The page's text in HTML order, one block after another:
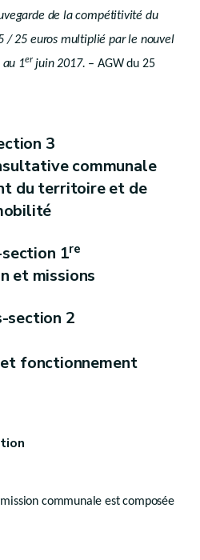
de la compétitivité du
/ 25 euros multiplié par le nouvel
1er juin 2017. – AGW du 25
3
communale
du territoire et de
1re
et missions
section 2
fonctionnement
communale est composée